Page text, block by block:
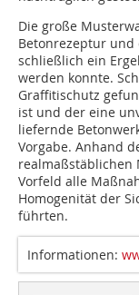
Die große
Betonrezeptur und
schließlich ein
werden konnte.
Graffitischutz
ist und der eine
liefernde
Vorgabe. Anhand
realmaßstäblichen
Vorfeld alle
Homogenität der
führten.
Informationen: